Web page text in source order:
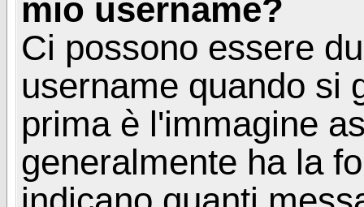
mio username?
Ci possono essere
username quando si
prima è l'immagine
generalmente ha la